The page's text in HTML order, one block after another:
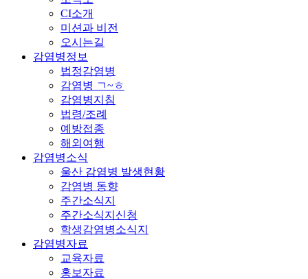
CI소개
미션과 비전
오시는길
감염병정보
법정감염병
감염병 ㄱ~ㅎ
감염병지침
법령/조례
예방접종
해외여행
감염병소식
울산 감염병 발생현황
감염병 동향
주간소식지
주간소식지신청
학생감염병소식지
감염병자료
교육자료
홍보자료